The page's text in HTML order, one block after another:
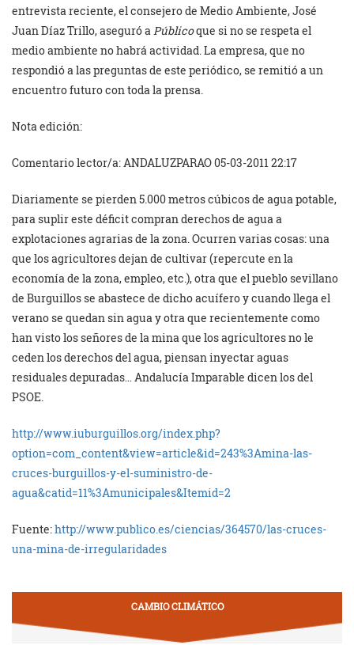
entrevista reciente, el consejero de Medio Ambiente, José
Juan Díaz Trillo, aseguró a Públicoque si no se respeta el
medio ambiente no habrá actividad. La empresa, que no
respondió a las preguntas de este periódico, se remitió a un
encuentro futuro con toda la prensa.
Nota edición:
Comentario lector/a: ANDALUZPARAO 05-03-2011 22:17
Diariamente se pierden 5.000 metros cúbicos de agua potable,
para suplir este déficit compran derechos de agua a
explotaciones agrarias de la zona. Ocurren varias cosas: una
que los agricultores dejan de cultivar (repercute en la
economía de la zona, empleo, etc.), otra que el pueblo sevillano
de Burguillos se abastece de dicho acuífero y cuando llega el
verano se quedan sin agua y otra que recientemente como
han visto los señores de la mina que los agricultores no le
ceden los derechos del agua, piensan inyectar aguas
residuales depuradas… Andalucía Imparable dicen los del
PSOE.
http://www.iuburguillos.org/index.php?
option=com_content&view=article&id=243%3Amina-las-
cruces-burguillos-y-el-suministro-de-
agua&catid=11%3Amunicipales&Itemid=2
Fuente:http://www.publico.es/ciencias/364570/las-cruces-
una-mina-de-irregularidades
CAMBIO CLIMÁTICO